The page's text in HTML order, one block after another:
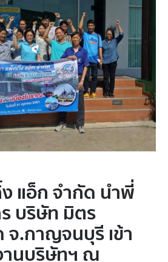
แอ็ก จำกัด นำพี่
บริษัท มิตร
จ.กาญจนบุรี เข้า
านบริษัทฯ ณ